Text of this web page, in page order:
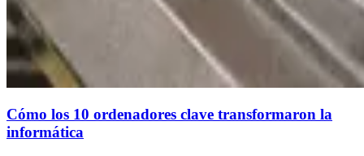
Cómo los 10 ordenadores clave transformaron la
informática